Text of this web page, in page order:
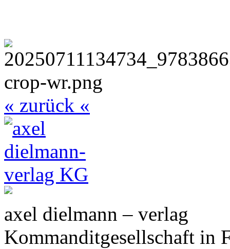
« zurück «
axel dielmann – verlag
Kommanditgesellschaft in